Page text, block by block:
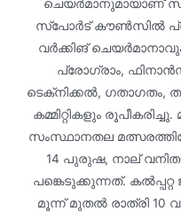
ചെയര്‍മാനുമായാണ്
സ്‌പോര്‍ട് കൗണ്‍സില്‍
വര്‍ക്കിങ്
പ്രോഗ്രാം,
ടെക്‌നിക്കല്‍, ഗതാഗതം,
കമ്മിറ്റികളും
സംസ്ഥാനതല
14 പുരുഷ, നാല്
പങ്കെടുക്കുന്നത്. കല്‍പ്പറ്റ
മൂന്ന് മുതല്‍ രാത്രി 10